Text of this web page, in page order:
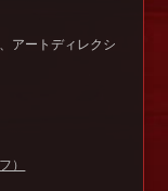
アートディレクシ
）